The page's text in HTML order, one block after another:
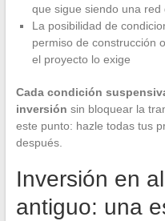
que sigue siendo una
La posibilidad de
permiso de construcción
el proyecto lo exige
Cada condición
inversión sin bloquear la
este punto: hazle todas tus
después.
Inversión en
antiguo: una